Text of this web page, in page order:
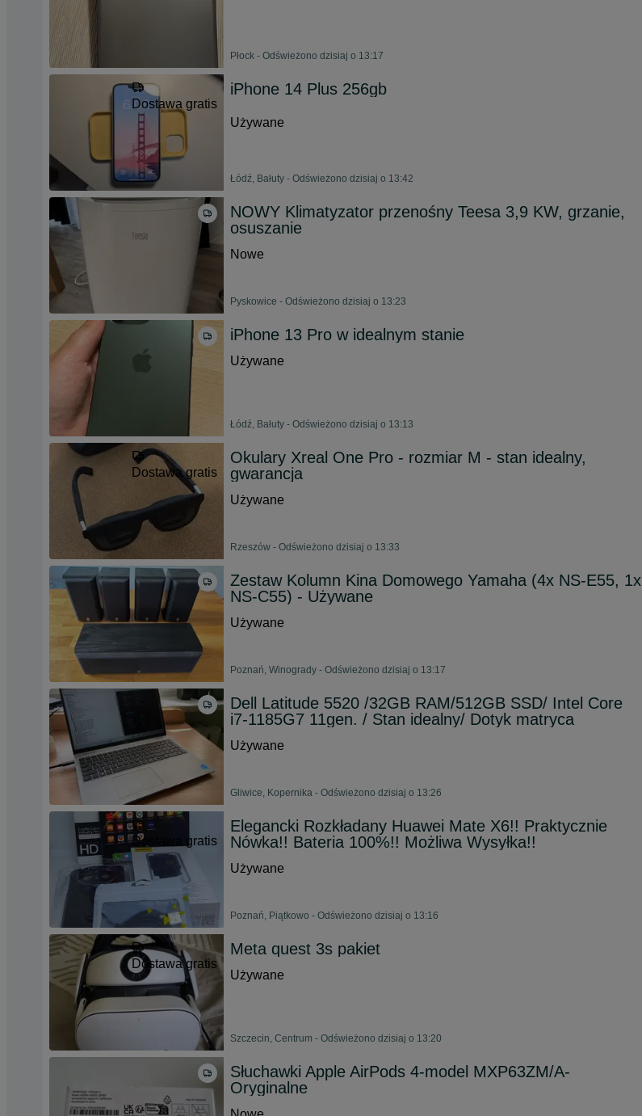
Płock - Odświeżono dzisiaj o 13:17
Dostawa gratis
iPhone 14 Plus 256gb
Używane
Łódź, Bałuty - Odświeżono dzisiaj o 13:42
NOWY Klimatyzator przenośny Teesa 3,9 KW, grzanie,
osuszanie
Nowe
Pyskowice - Odświeżono dzisiaj o 13:23
iPhone 13 Pro w idealnym stanie
Używane
Łódź, Bałuty - Odświeżono dzisiaj o 13:13
Dostawa gratis
Okulary Xreal One Pro - rozmiar M - stan idealny,
gwarancja
Używane
Rzeszów - Odświeżono dzisiaj o 13:33
Zestaw Kolumn Kina Domowego Yamaha (4x NS-E55, 1x
NS-C55) - Używane
Używane
Poznań, Winogrady - Odświeżono dzisiaj o 13:17
Dell Latitude 5520 /32GB RAM/512GB SSD/ Intel Core
i7-1185G7 11gen. / Stan idealny/ Dotyk matryca
Używane
Gliwice, Kopernika - Odświeżono dzisiaj o 13:26
Dostawa gratis
Elegancki Rozkładany Huawei Mate X6!! Praktycznie
Nówka!! Bateria 100%!! Możliwa Wysyłka!!
Używane
Poznań, Piątkowo - Odświeżono dzisiaj o 13:16
Dostawa gratis
Meta quest 3s pakiet
Używane
Szczecin, Centrum - Odświeżono dzisiaj o 13:20
Słuchawki Apple AirPods 4-model MXP63ZM/A-
Oryginalne